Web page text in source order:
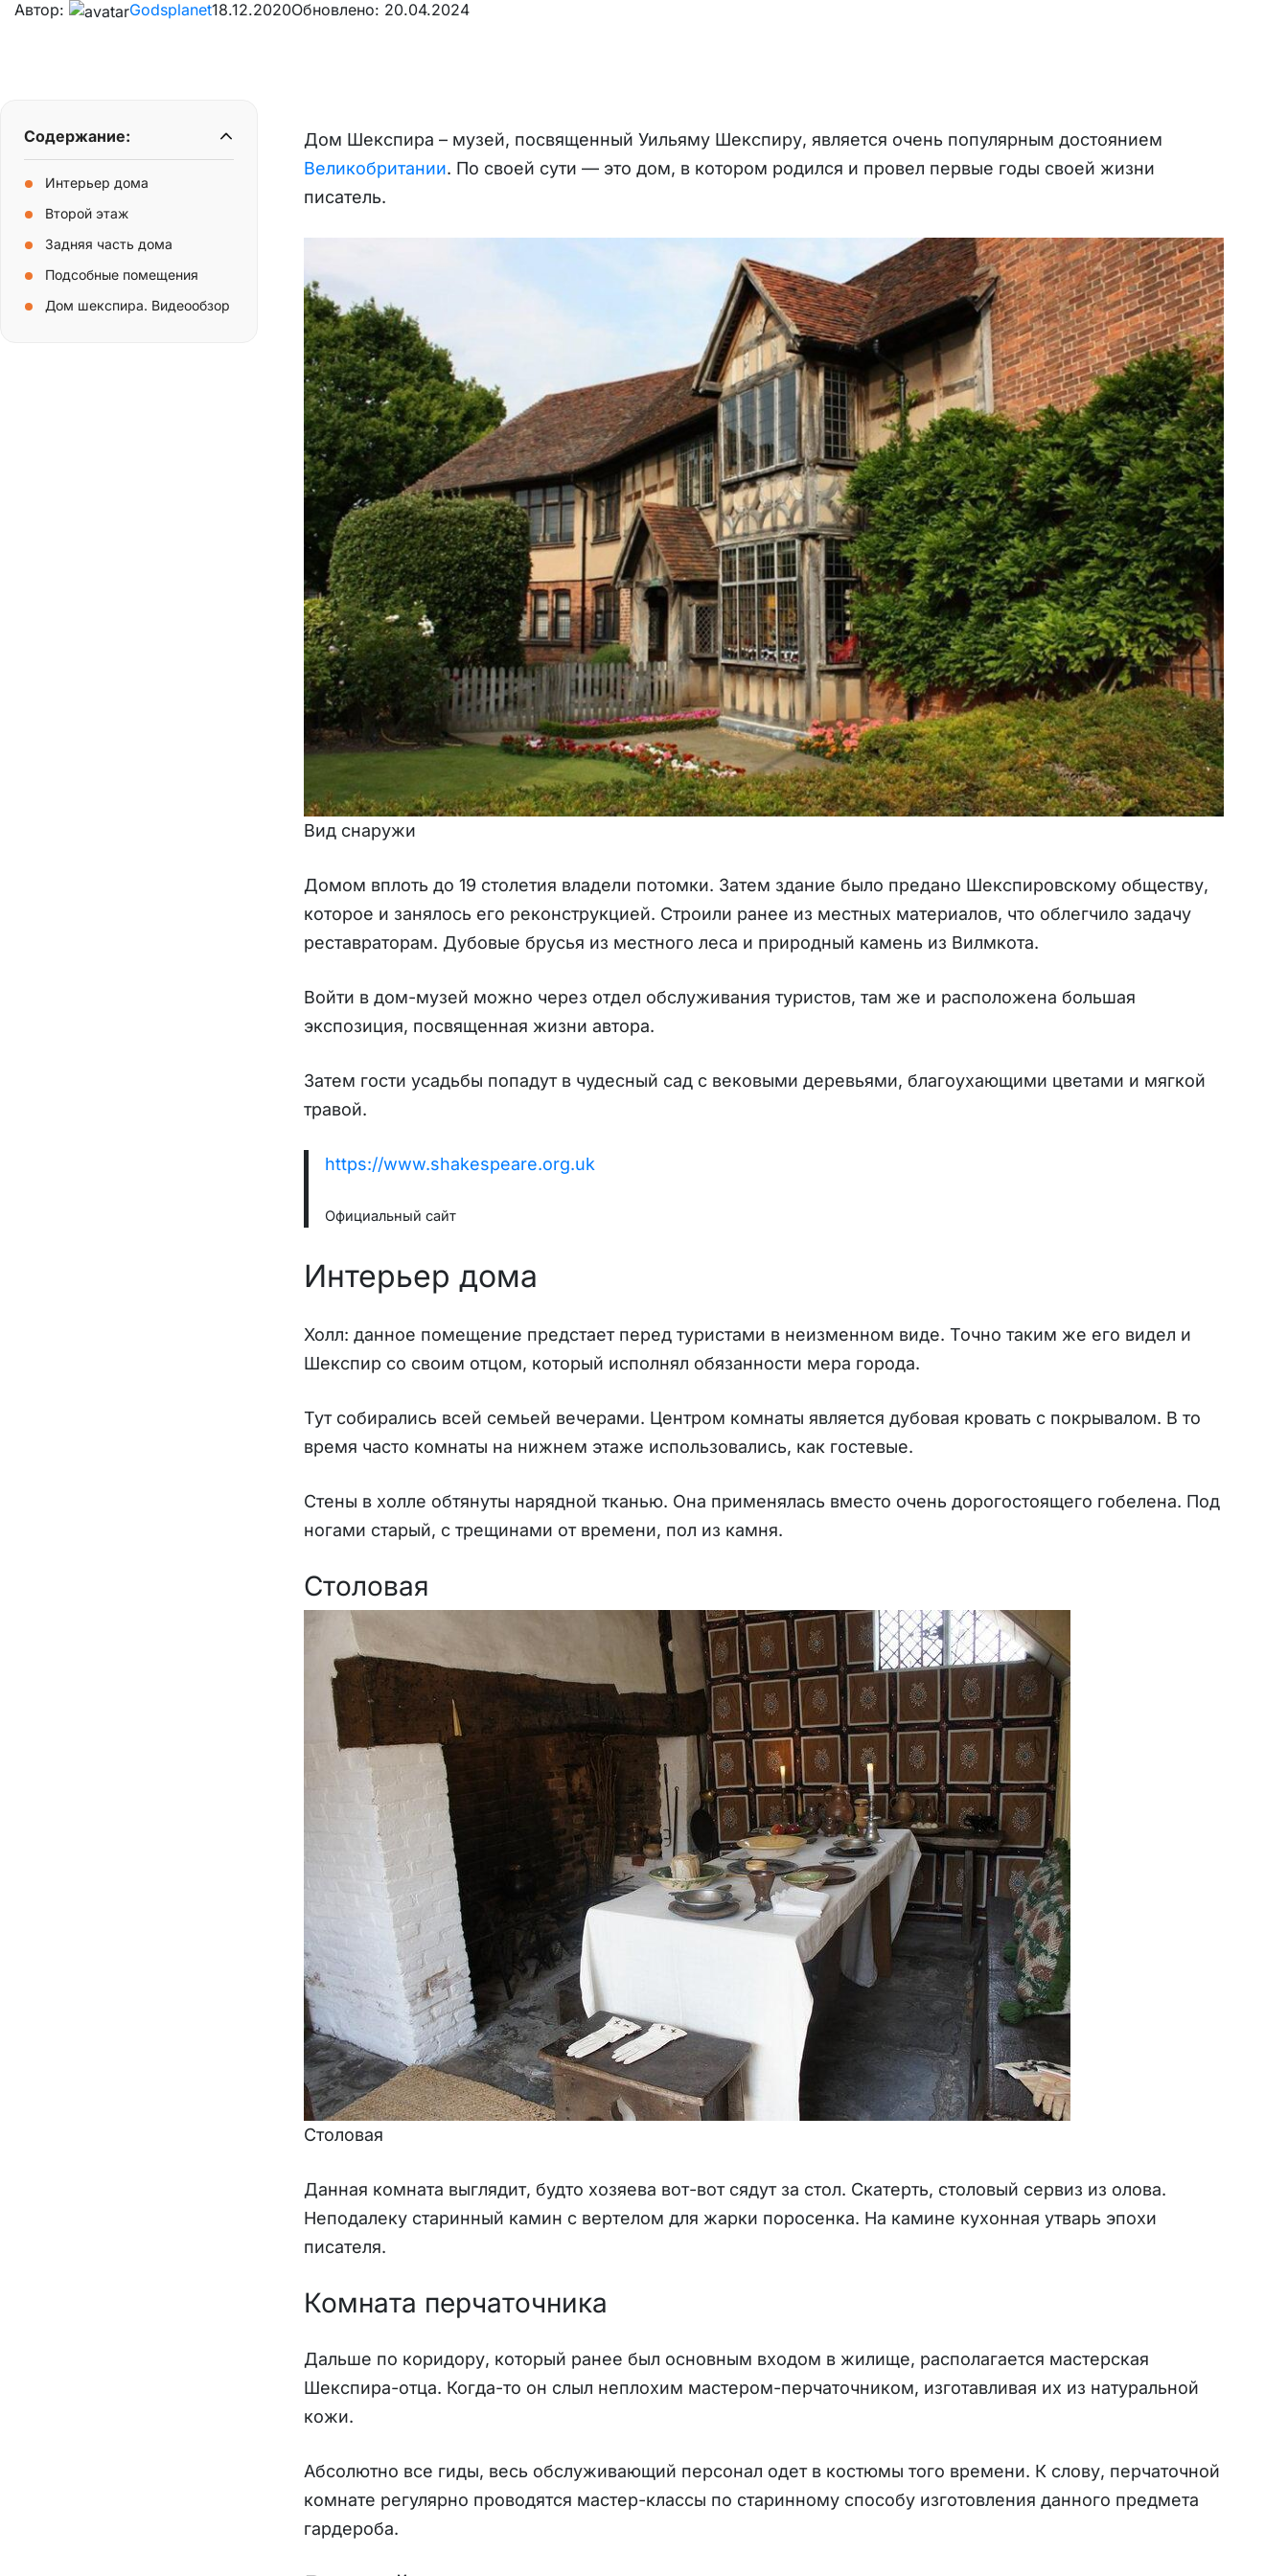
Автор: Godsplanet18.12.2020Обновлено: 20.04.2024
Содержание:
Интерьер дома
Второй этаж
Задняя часть дома
Подсобные помещения
Дом шекспира. Видеообзор
Дом Шекспира – музей, посвященный Уильяму Шекспиру, является очень популярным достоянием
Великобритании. По своей сути — это дом, в котором родился и провел первые годы своей жизни
писатель.
Вид снаружи
Домом вплоть до 19 столетия владели потомки. Затем здание было предано Шекспировскому обществу,
которое и занялось его реконструкцией. Строили ранее из местных материалов, что облегчило задачу
реставраторам. Дубовые брусья из местного леса и природный камень из Вилмкота.
Войти в дом-музей можно через отдел обслуживания туристов, там же и расположена большая
экспозиция, посвященная жизни автора.
Затем гости усадьбы попадут в чудесный сад с вековыми деревьями, благоухающими цветами и мягкой
травой.
https://www.shakespeare.org.uk
Официальный сайт
Интерьер дома
Холл: данное помещение предстает перед туристами в неизменном виде. Точно таким же его видел и
Шекспир со своим отцом, который исполнял обязанности мера города.
Тут собирались всей семьей вечерами. Центром комнаты является дубовая кровать с покрывалом. В то
время часто комнаты на нижнем этаже использовались, как гостевые.
Стены в холле обтянуты нарядной тканью. Она применялась вместо очень дорогостоящего гобелена. Под
ногами старый, с трещинами от времени, пол из камня.
Столовая
Столовая
Данная комната выглядит, будто хозяева вот-вот сядут за стол. Скатерть, столовый сервиз из олова.
Неподалеку старинный камин с вертелом для жарки поросенка. На камине кухонная утварь эпохи
писателя.
Комната перчаточника
Дальше по коридору, который ранее был основным входом в жилище, располагается мастерская
Шекспира-отца. Когда-то он слыл неплохим мастером-перчаточником, изготавливая их из натуральной
кожи.
Абсолютно все гиды, весь обслуживающий персонал одет в костюмы того времени. К слову, перчаточной
комнате регулярно проводятся мастер-классы по старинному способу изготовления данного предмета
гардероба.